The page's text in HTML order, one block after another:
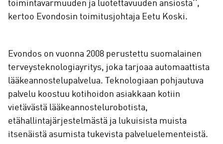
toimintavarmuuden ja luotettavuuden ansiosta’’,
kertoo Evondosin toimitusjohtaja Eetu Koski.
Evondos on vuonna 2008 perustettu suomalainen
terveysteknologiayritys, joka tarjoaa automaattista
lääkeannostelupalvelua. Teknologiaan pohjautuva
palvelu koostuu kotihoidon asiakkaan kotiin
vietävästä lääkeannostelurobotista,
etähallintajärjestelmästä ja lukuisista muista
itsenäistä asumista tukevista palveluelementeistä.